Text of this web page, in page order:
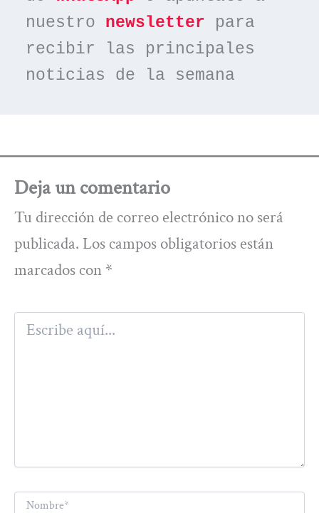
nuestro newsletter para
recibir las principales
noticias de la semana
Deja un comentario
Tu dirección de correo electrónico no será
publicada. Los campos obligatorios están
marcados con *
Escribe
aquí...
Nombre*